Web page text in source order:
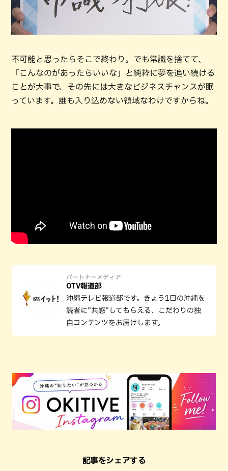
不可能と思ったらそこで終わり。でも常識を捨てて、
「こんなのがあったらいいな」と純粋に夢を追い続ける
ことが大事で、その先には大きなビジネスチャンスが眠
っています。誰も入り込めない領域なわけですからね。
パートナーメディア
OTV報道部
沖縄テレビ報道部です。きょう1日の沖縄を
読者に”共感”してもらえる、こだわりの独
自コンテンツをお届けします。
記事をシェアする